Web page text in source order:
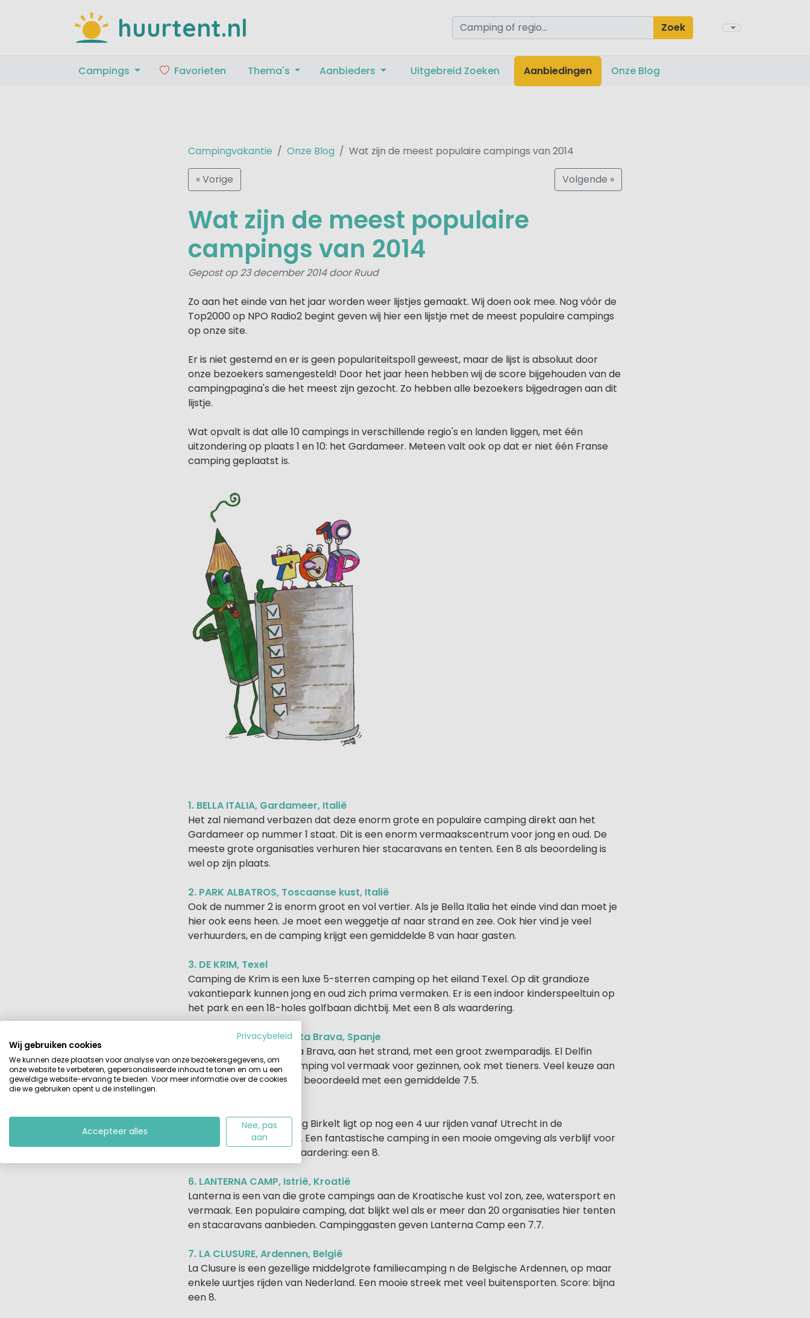
huurtent.nl Zoek
Campings Favorieten Thema's Aanbieders Uitgebreid Zoeken Aanbiedingen Onze Blog
Campingvakantie Onze Blog Wat zijn de meest populaire campings van 2014
« Vorige Volgende »
Wat zijn de meest populaire
campings van 2014
Gepost op 23 december 2014 door Ruud
Zo aan het einde van het jaar worden weer lijstjes gemaakt. Wij doen ook mee. Nog vóór de
Top2000 op NPO Radio2 begint geven wij hier een lijstje met de meest populaire campings
op onze site.
Er is niet gestemd en er is geen populariteitspoll geweest, maar de lijst is absoluut door
onze bezoekers samengesteld! Door het jaar heen hebben wij de score bijgehouden van de
campingpagina's die het meest zijn gezocht. Zo hebben alle bezoekers bijgedragen aan dit
lijstje.
Wat opvalt is dat alle 10 campings in verschillende regio's en landen liggen, met één
uitzondering op plaats 1 en 10: het Gardameer. Meteen valt ook op dat er niet één Franse
camping geplaatst is.
1. BELLA ITALIA, Gardameer, Italië
Het zal niemand verbazen dat deze enorm grote en populaire camping direkt aan het
Gardameer op nummer 1 staat. Dit is een enorm vermaakscentrum voor jong en oud. De
meeste grote organisaties verhuren hier stacaravans en tenten. Een 8 als beoordeling is
wel op zijn plaats.
2. PARK ALBATROS, Toscaanse kust, Italië
Ook de nummer 2 is enorm groot en vol vertier. Als je Bella Italia het einde vind dan moet je
hier ook eens heen. Je moet een weggetje af naar strand en zee. Ook hier vind je veel
verhuurders, en de camping krijgt een gemiddelde 8 van haar gasten.
3. DE KRIM, Texel
Camping de Krim is een luxe 5-sterren camping op het eiland Texel. Op dit grandioze
vakantiepark kunnen jong en oud zich prima vermaken. Er is een indoor kinderspeeltuin op
het park en een 18-holes golfbaan dichtbij. Met een 8 als waardering.
4. EL DELFIN VERDE, Costa Brava, Spanje
Aan de zonzekere Costa Brava, aan het strand, met een groot zwemparadijs. El Delfin
Verde is ook zo'n topcamping vol vermaak voor gezinnen, ook met tieners. Veel keuze aan
accommodaties en een beoordeeld met een gemiddelde 7.5.
De middelgrote Camping Birkelt ligt op nog een 4 uur rijden vanaf Utrecht in de
Luxemburgse Ardennen. Een fantastische camping in een mooie omgeving als verblijf voor
een aktieve vakantie. Waardering: een 8.
6. LANTERNA CAMP, Istrië, Kroatië
Lanterna is een van die grote campings aan de Kroatische kust vol zon, zee, watersport en
vermaak. Een populaire camping, dat blijkt wel als er meer dan 20 organisaties hier tenten
en stacaravans aanbieden. Campinggasten geven Lanterna Camp een 7.7.
7. LA CLUSURE, Ardennen, België
La Clusure is een gezellige middelgrote familiecamping n de Belgische Ardennen, op maar
enkele uurtjes rijden van Nederland. Een mooie streek met veel buitensporten. Score: bijna
een 8.
Privacybeleid
Wij gebruiken cookies
We kunnen deze plaatsen voor analyse van onze bezoekersgegevens, om
onze website te verbeteren, gepersonaliseerde inhoud te tonen en om u een
geweldige website-ervaring te bieden. Voor meer informatie over de cookies
die we gebruiken opent u de instellingen.
Accepteer alles
Nee, pas
aan